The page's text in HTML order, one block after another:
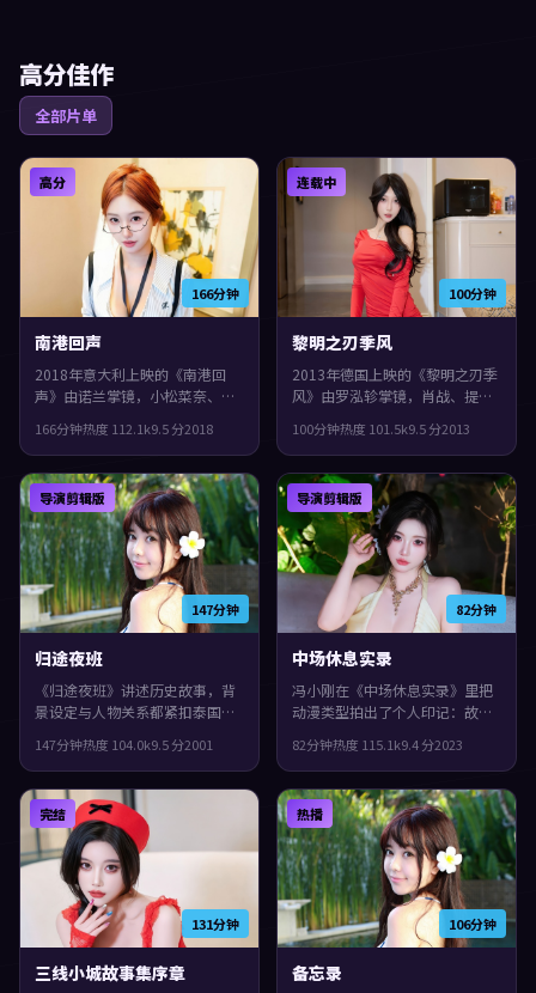
高分佳作
全部片单
166分钟
高分
南港回声
2018年意大利上映的《南港回
声》由诺兰掌镜，小松菜奈、易
型上偏战争，镜头语言偏写实，
细节里埋着伏笔，观感紧凑，值
得推荐。
166分钟热度 112.1k9.5分2018
100分钟
连载中
黎明之刃季风
2013年德国上映的《黎明之刃季
风》由罗泓轸掌镜，肖战、提莫
类型上偏犯罪，镜头语言偏写
实，细节里埋着伏笔，观感紧
凑，值得推荐。
100分钟热度 101.5k9.5分2013
147分钟
导演剪辑版
归途夜班
《归途夜班》讲述历史故事，背
景设定与人物关系都紧扣泰国当
米恩·查泽雷执导，李秉宪、文
淇、木村拓哉领衔。城市空间成
为情绪与悬念的载体，观感紧
凑，值得推荐。
147分钟热度 104.0k9.5分2001
82分钟
导演剪辑版
中场休息实录
冯小刚在《中场休息实录》里把
动漫类型拍出了个人印记：故事
面。主演包括小松菜奈、孔刘、
梁朝伟。影片在类型框架里仍保
留了作者表达，群像戏份饱满，
配角也有完整弧光。
82分钟热度 115.1k9.4分2023
131分钟
完结
三线小城故事集序章
106分钟
热播
备忘录